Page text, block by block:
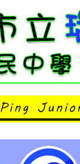
署委託